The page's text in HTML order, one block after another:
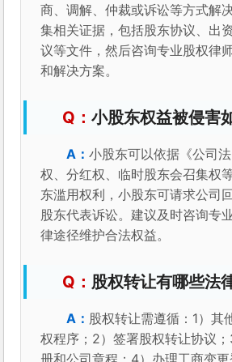
商、调解、仲裁或诉讼等方式解
集相关证据，包括股东协议、出
议等文件，然后咨询专业股权律
和解决方案。
小股东权益被侵害
小股东可以依据《公司
权、分红权、临时股东会召集权
东滥用权利，小股东可请求公司
股东代表诉讼。建议及时咨询专
律途径维护合法权益。
股权转让有哪些法
股权转让需遵循：1）其
权程序；2）签署股权转让协议
册和公司章程；4）办理工商变